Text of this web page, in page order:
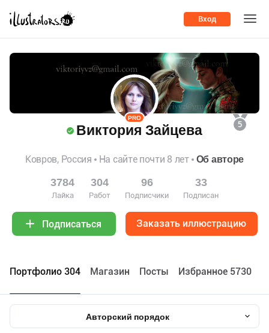
Вход
5
PRO
Виктория Зайцева
Ковров, Россия На сайте почти 8 лет Об авторе
3784
Лайка
304
Работ
96
Подписчики
33
Подписан
Подписаться Заказать иллюстрацию
Портфолио 304 Maгазин Посты Избранное 5730
Авторский порядок